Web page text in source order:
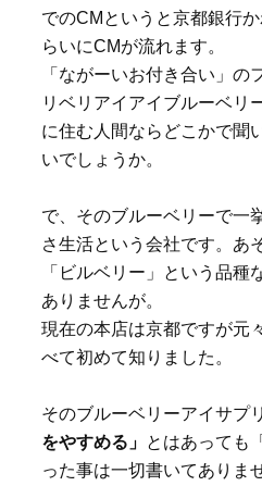
でのCMというと京都銀行
らいにCMが流れます。
「ながーいお付き合い」
リベリアイアイブルーベリ
に住む人間ならどこかで聞
いでしょうか。
で、そのブルーベリーで一
さ生活という会社です。あ
「ビルベリー」という品種
ありませんが。
現在の本店は京都ですが元
べて初めて知りました。
そのブルーベリーアイサプ
をやすめる」
とはあっても
った事は一切書いてありま